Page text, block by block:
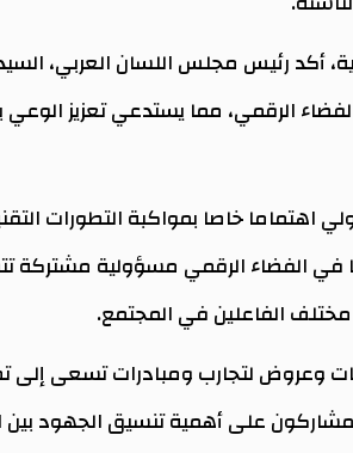
أكد رئيس مجلس اللسان العربي، السيد
الرقمي، مما يستدعي تعزيز
اهتماما خاصا بمواكبة التطورات
في الفضاء الرقمي مسؤولية مشتركة
مختلف الفاعلين في المجتمع.
وعروض لتجارب ومبادرات تسعى إلى
على أهمية تنسيق الجهود بين